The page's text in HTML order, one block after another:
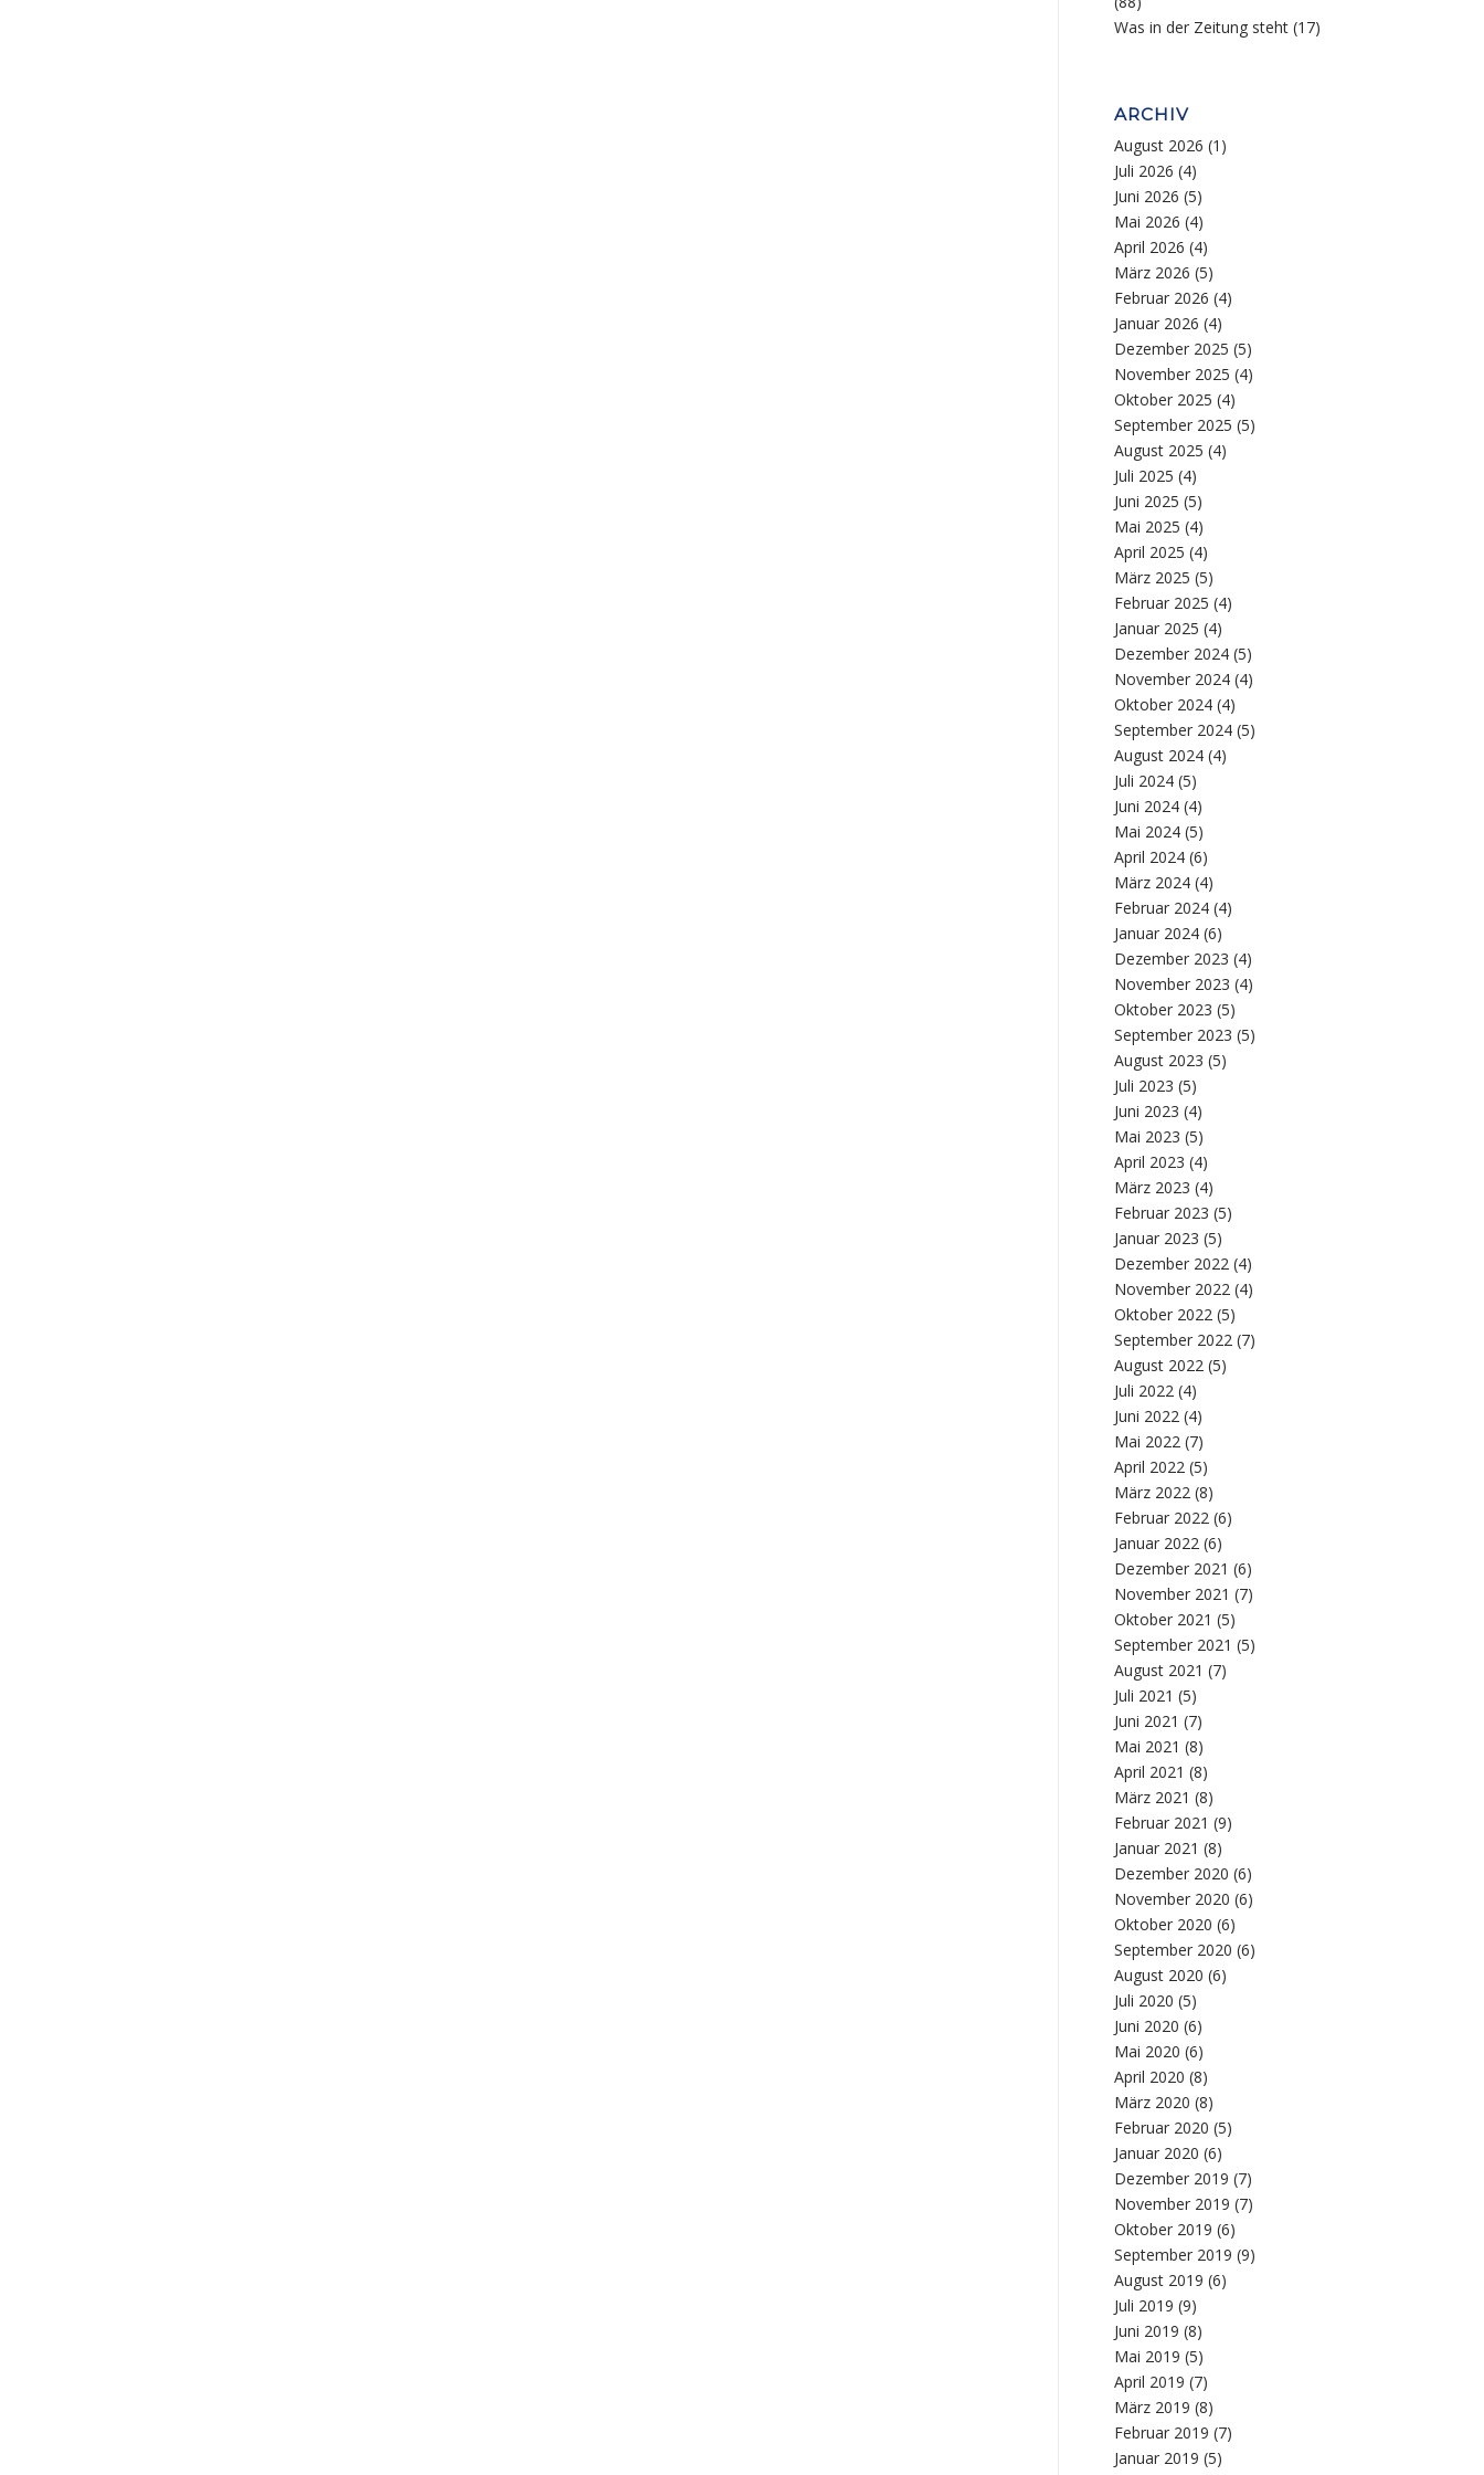
Was in der Zeitung steht (17)
ARCHIV
August 2026 (1)
Juli 2026 (4)
Juni 2026 (5)
Mai 2026 (4)
April 2026 (4)
März 2026 (5)
Februar 2026 (4)
Januar 2026 (4)
Dezember 2025 (5)
November 2025 (4)
Oktober 2025 (4)
September 2025 (5)
August 2025 (4)
Juli 2025 (4)
Juni 2025 (5)
Mai 2025 (4)
April 2025 (4)
März 2025 (5)
Februar 2025 (4)
Januar 2025 (4)
Dezember 2024 (5)
November 2024 (4)
Oktober 2024 (4)
September 2024 (5)
August 2024 (4)
Juli 2024 (5)
Juni 2024 (4)
Mai 2024 (5)
April 2024 (6)
März 2024 (4)
Februar 2024 (4)
Januar 2024 (6)
Dezember 2023 (4)
November 2023 (4)
Oktober 2023 (5)
September 2023 (5)
August 2023 (5)
Juli 2023 (5)
Juni 2023 (4)
Mai 2023 (5)
April 2023 (4)
März 2023 (4)
Februar 2023 (5)
Januar 2023 (5)
Dezember 2022 (4)
November 2022 (4)
Oktober 2022 (5)
September 2022 (7)
August 2022 (5)
Juli 2022 (4)
Juni 2022 (4)
Mai 2022 (7)
April 2022 (5)
März 2022 (8)
Februar 2022 (6)
Januar 2022 (6)
Dezember 2021 (6)
November 2021 (7)
Oktober 2021 (5)
September 2021 (5)
August 2021 (7)
Juli 2021 (5)
Juni 2021 (7)
Mai 2021 (8)
April 2021 (8)
März 2021 (8)
Februar 2021 (9)
Januar 2021 (8)
Dezember 2020 (6)
November 2020 (6)
Oktober 2020 (6)
September 2020 (6)
August 2020 (6)
Juli 2020 (5)
Juni 2020 (6)
Mai 2020 (6)
April 2020 (8)
März 2020 (8)
Februar 2020 (5)
Januar 2020 (6)
Dezember 2019 (7)
November 2019 (7)
Oktober 2019 (6)
September 2019 (9)
August 2019 (6)
Juli 2019 (9)
Juni 2019 (8)
Mai 2019 (5)
April 2019 (7)
März 2019 (8)
Februar 2019 (7)
Januar 2019 (5)